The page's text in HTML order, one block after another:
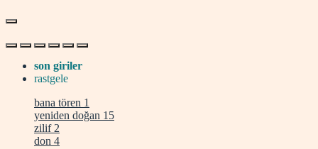
son giriler
rastgele
bana tören 1
yeniden doğan 15
zilif 2
don 4